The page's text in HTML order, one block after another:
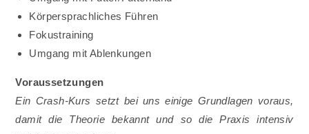
Körpersprachliches Führen
Fokustraining
Umgang mit Ablenkungen
Voraussetzungen
Ein Crash-Kurs setzt bei uns einige Grundlagen voraus,
damit die Theorie bekannt und so die Praxis intensiv